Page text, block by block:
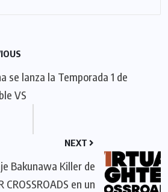
se lanza la Temporada 1 de
VS
NEXT
Bakunawa Killer de
CROSSROADS en un